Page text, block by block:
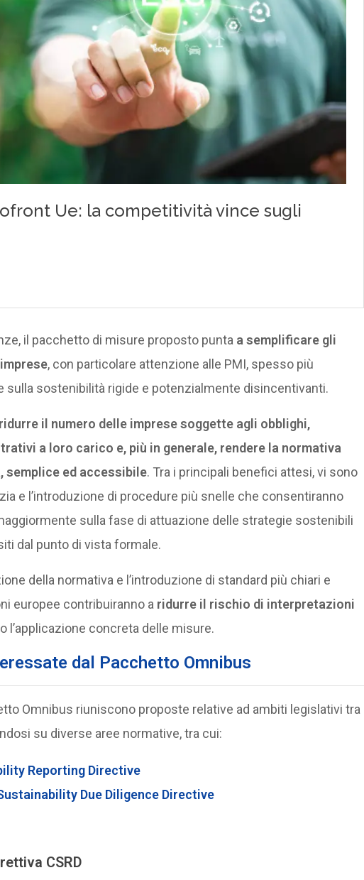
il pacchetto di misure proposto punta a semplificare gli
, con particolare attenzione alle PMI, spesso più
sulla sostenibilità rigide e potenzialmente disincentivanti.
ridurre il numero delle imprese soggette agli obblighi,
a loro carico e, più in generale, rendere la normativa
ed accessibile. Tra i principali benefici attesi, vi sono
e l’introduzione di procedure più snelle che consentiranno
sulla fase di attuazione delle strategie sostenibili
dal punto di vista formale.
della normativa e l’introduzione di standard più chiari e
europee contribuiranno a ridurre il rischio di interpretazioni
l’applicazione concreta delle misure.
dal Pacchetto Omnibus
Omnibus riuniscono proposte relative ad ambiti legislativi tra
su diverse aree normative, tra cui:
Reporting Directive
Due Diligence Directive
CSRD